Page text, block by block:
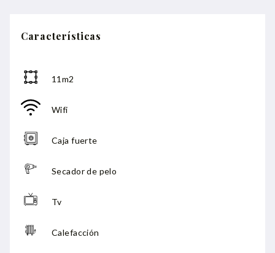
Características
11m2
Wifi
Caja fuerte
Secador de pelo
Tv
Calefacción